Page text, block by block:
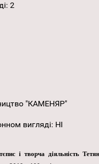
2
"КАМЕНЯР"
вигляді: НІ
і творча діяльність